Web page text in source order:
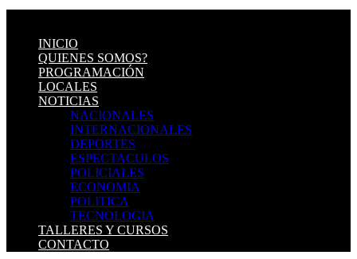
INICIO
QUIENES SOMOS?
PROGRAMACIÓN
LOCALES
NOTICIAS
NACIONALES
INTERNACIONALES
DEPORTES
ESPECTACULOS
POLICIALES
ECONOMIA
POLITICA
TECNOLOGIA
TALLERES Y CURSOS
CONTACTO